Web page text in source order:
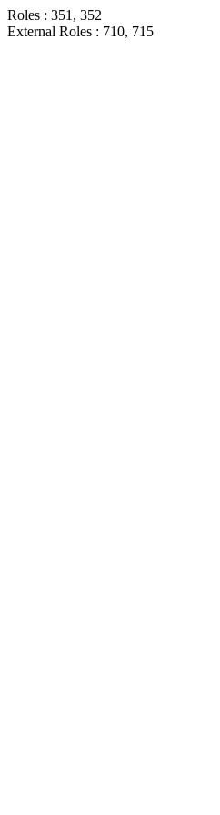
Roles : 351, 352
External Roles : 710, 715